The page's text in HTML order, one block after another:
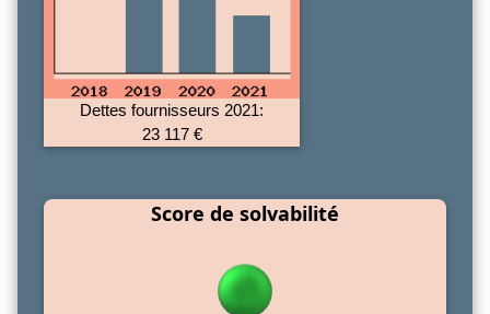
Dettes fournisseurs 2021:
23 117 €
Score de solvabilité